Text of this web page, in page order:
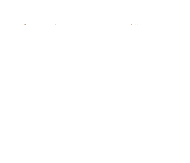
Gerelateerde posts Alles weergeven